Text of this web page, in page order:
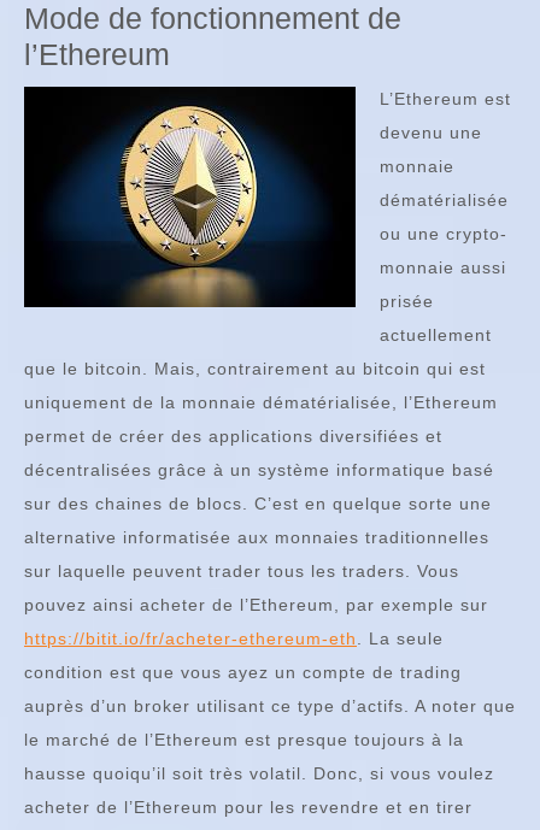
Mode de fonctionnement de
l’Ethereum
L’Ethereum est
devenu une
monnaie
dématérialisée
ou une crypto-
monnaie aussi
prisée
actuellement
que le bitcoin. Mais, contrairement au bitcoin qui est
uniquement de la monnaie dématérialisée, l’Ethereum
permet de créer des applications diversifiées et
décentralisées grâce à un système informatique basé
sur des chaines de blocs. C’est en quelque sorte une
alternative informatisée aux monnaies traditionnelles
sur laquelle peuvent trader tous les traders. Vous
pouvez ainsi acheter de l’Ethereum, par exemple sur
https://bitit.io/fr/acheter-ethereum-eth
. La seule
condition est que vous ayez un compte de trading
auprès d’un broker utilisant ce type d’actifs. A noter que
le marché de l’Ethereum est presque toujours à la
hausse quoiqu’il soit très volatil. Donc, si vous voulez
acheter de l’Ethereum pour les revendre et en tirer